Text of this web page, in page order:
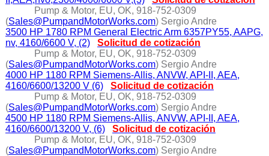
Pump & Motor, EU, OK, 918-752-0309
(Sales@PumpandMotorWorks.com) Sergio Andre
3500 HP 1780 RPM General Electric Arm 6357PY55, AAPG,
nv, 4160/6600 V, (2)
Solicitud de cotización
Pump & Motor, EU, OK, 918-752-0309
(Sales@PumpandMotorWorks.com) Sergio Andre
4000 HP 1180 RPM Siemens-Allis, ANVW, API-II, AEA,
4160/6600/13200 V (6)
Solicitud de cotización
Pump & Motor, EU, OK, 918-752-0309
(Sales@PumpandMotorWorks.com) Sergio Andre
4500 HP 1180 RPM Siemens-Allis, ANVW, API-II, AEA,
4160/6600/13200 V, (6)
Solicitud de cotización
Pump & Motor, EU, OK, 918-752-0309
(Sales@PumpandMotorWorks.com) Sergio Andre